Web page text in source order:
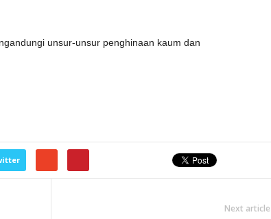
unsur-unsur penghinaan kaum dan
Next article